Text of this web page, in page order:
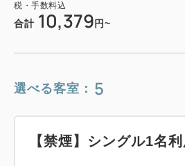
税・手数料込
合計 10,379 円~
選べる客室： 5
【禁煙】シングル1名利